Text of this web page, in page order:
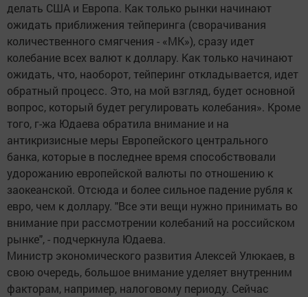
делать США и Европа. Как только рынки начинают
ожидать приближения тейперинга (сворачивания
количественного смягчения - «МК»), сразу идет
колебание всех валют к доллару. Как только начинают
ожидать, что, наоборот, тейперинг откладывается, идет
обратный процесс. Это, на мой взгляд, будет основной
вопрос, который будет регулировать колебания». Кроме
того, г-жа Юдаева обратила внимание и на
антикризисные меры Европейского центрального
банка, которые в последнее время способствовали
удорожанию европейской валюты по отношению к
заокеанской. Отсюда и более сильное падение рубля к
евро, чем к доллару. "Все эти вещи нужно принимать во
внимание при рассмотрении колебаний на российском
рынке", - подчеркнула Юдаева.
Министр экономического развития Алексей Улюкаев, в
свою очередь, большое внимание уделяет внутренним
факторам, например, налоговому периоду. Сейчас